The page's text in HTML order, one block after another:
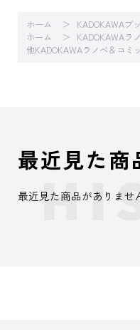
ホーム KADOKAWAブ
ホーム
KADOKAWAラ
他KADOKAWAラノベ＆コミ
最近見た商
最近見た商品がありませ